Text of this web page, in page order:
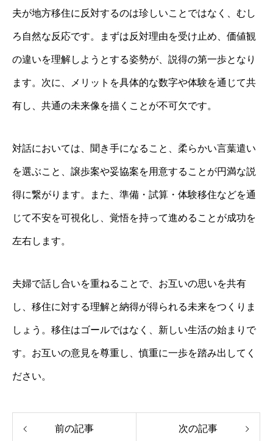
夫が地方移住に反対するのは珍しいことではなく、むし
ろ自然な反応です。まずは反対理由を受け止め、価値観
の違いを理解しようとする姿勢が、説得の第一歩となり
ます。次に、メリットを具体的な数字や体験を通じて共
有し、共通の未来像を描くことが不可欠です。
対話においては、聞き手になること、柔らかい言葉遣い
を選ぶこと、譲歩案や妥協案を用意することが円満な説
得に繋がります。また、準備・試算・体験移住などを通
じて不安を可視化し、覚悟を持って進めることが成功を
左右します。
夫婦で話し合いを重ねることで、お互いの思いを共有
し、移住に対する理解と納得が得られる未来をつくりま
しょう。移住はゴールではなく、新しい生活の始まりで
す。お互いの意見を尊重し、慎重に一歩を踏み出してく
ださい。
前の記事 次の記事